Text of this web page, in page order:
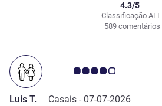
Classificação ALL
4.3/5
589 comentários
Nota clientes Avis 4.0/5
Luis T. Casais - 07-07-2026